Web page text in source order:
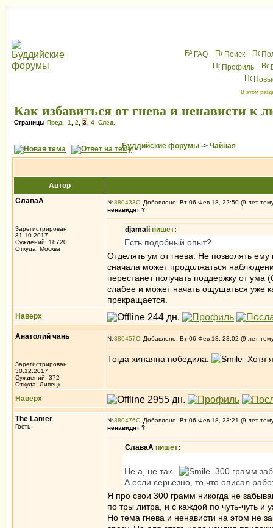
FAQ Поиск
Профиль
В этом
Как избавиться от гнева и ненависти к
Страницы Пред. 1 2 3 4 След.
Буддийские форумы -> Чайная
Автор
СлаваА
Зарегистрирован:
31.10.2017
Суждений: 18720
Откуда: Москва
№380433
Добавлено: Вт 06 Фев 18, 22:50 (9 лет
ненавидят ?
djamali пишет:
Есть подобный опыт?
Отделять ум от гнева. Не позволять
сначала может продолжаться
перестанет получать поддержку от
слабее и может начать ощущаться уже
прекращается.
Наверх
Анатолий чань
Зарегистрирован:
30.12.2017
Суждений: 372
Откуда: Липецк
№380457 Добавлено: Вт 06 Фев 18, 23:02 (9 лет
Тогда хинаяна победила. Хотя
Наверх
The Lamer
Гость
№380476
Добавлено: Вт 06 Фев 18, 23:21 (9 лет
ненавидят ?
СлаваА пишет:
Не а, не так.
300 грамм
А если серьезно, то что описал
Я про свои 300 грамм никогда не
по тры литра, и с каждой по чуть-чуть и
Но тема гнева и ненависти на этом не